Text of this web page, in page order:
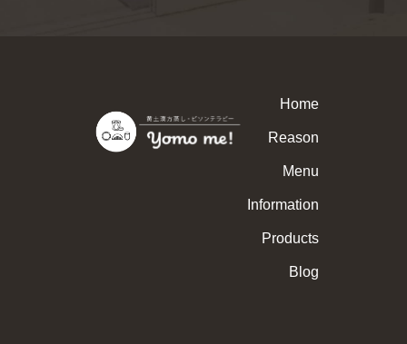
Home
Reason
Menu
Information
Products
Blog